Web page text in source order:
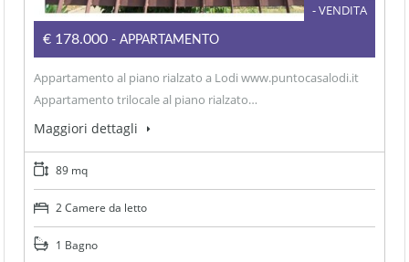
- VENDITA
€178.000 - APPARTAMENTO
Appartamento al piano rialzato a Lodi www.puntocasalodi.it
Appartamento trilocale al piano rialzato…
Maggiori dettagli
89 mq
2 Camere da letto
1 Bagno